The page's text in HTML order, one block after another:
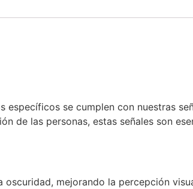
específicos se cumplen con nuestras
de las personas, estas señales son
oscuridad, mejorando la percepción